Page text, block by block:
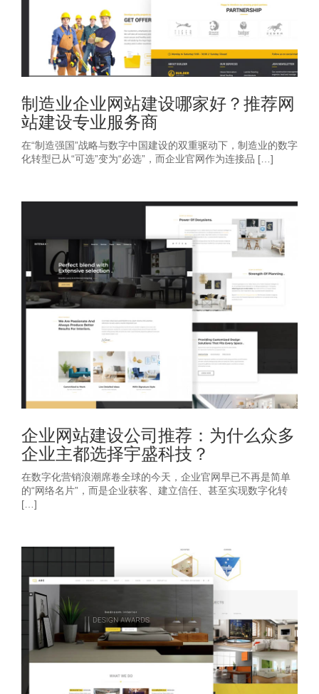
制造业企业网站建设哪家好？推荐网
站建设专业服务商
在“制造强国”战略与数字中国建设的双重驱动下，制造业的数字
化转型已从“可选”变为“必选”，而企业官网作为连接品 […]
企业网站建设公司推荐：为什么众多
企业主都选择宇盛科技？
在数字化营销浪潮席卷全球的今天，企业官网早已不再是简单
的“网络名片”，而是企业获客、建立信任、甚至实现数字化转
[…]